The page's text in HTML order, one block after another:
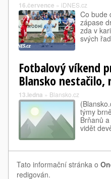
16.července » iDNES.cz
Co bude
zápase
zda v
svých
Fotbalový víkend
Blansko
13.ledna » Blansko.cz
týmy
Brňanů
vidět
Tato informační stránka o
redigován.